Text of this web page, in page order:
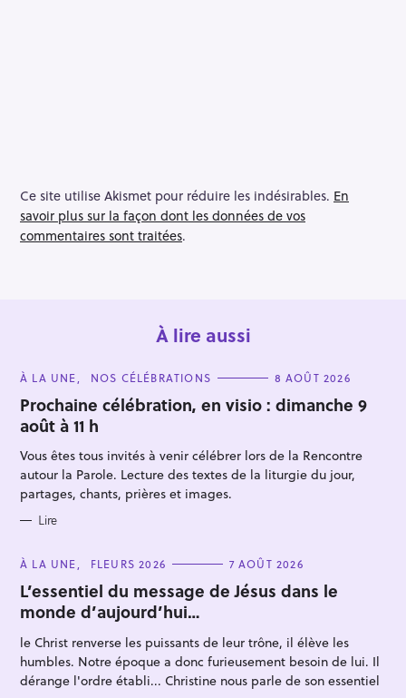
Ce site utilise Akismet pour réduire les indésirables. En
savoir plus sur la façon dont les données de vos
commentaires sont traitées.
À lire aussi
C
T
E
G
O
R
I
E
S
À LA UNE NOS CÉLÉBRATIONS 8 AOÛT 2026
Prochaine célébration, en visio : dimanche 9
août à 11 h
Vous êtes tous invités à venir célébrer lors de la Rencontre
autour la Parole. Lecture des textes de la liturgie du jour,
partages, chants, prières et images.
Lire
C
T
E
G
O
R
I
E
S
À LA UNE FLEURS 2026 7 AOÛT 2026
L’essentiel du message de Jésus dans le
monde d’aujourd’hui…
le Christ renverse les puissants de leur trône, il élève les
humbles. Notre époque a donc furieusement besoin de lui. Il
dérange l'ordre établi... Christine nous parle de son essentiel